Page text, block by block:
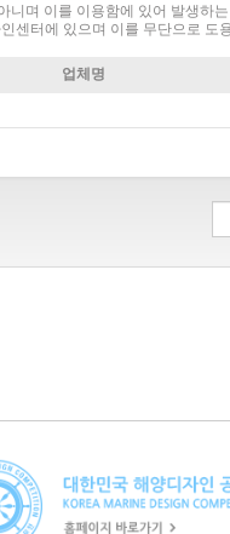
니며 이를 이용함에 있어 발생하
센터에 있으며 이를 무단으로 도
업체명